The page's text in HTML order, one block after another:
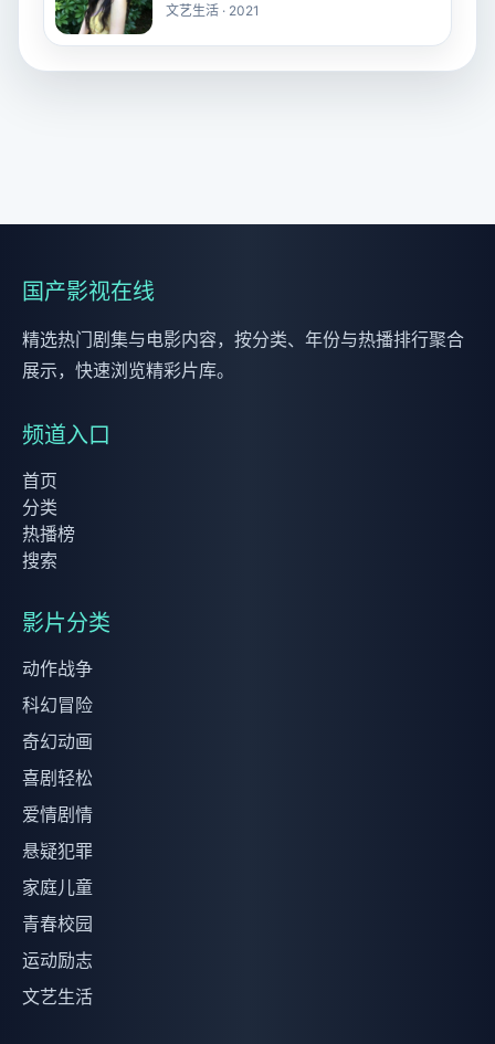
文艺生活 · 2021
国产影视在线
精选热门剧集与电影内容，按分类、年份与热播排行聚合
展示，快速浏览精彩片库。
频道入口
首页
分类
热播榜
搜索
影片分类
动作战争
科幻冒险
奇幻动画
喜剧轻松
爱情剧情
悬疑犯罪
家庭儿童
青春校园
运动励志
文艺生活